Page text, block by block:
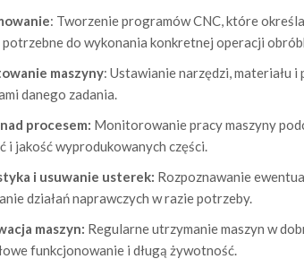
: Tworzenie programów CNC, które
do wykonania konkretnej operacji
maszyny: Ustawianie narzędzi, materiału
danego zadania.
procesem: Monitorowanie pracy maszyny
i jakość wyprodukowanych części.
i usuwanie usterek: Rozpoznawanie
działań naprawczych w razie potrzeby.
maszyn: Regularne utrzymanie maszyn w
funkcjonowanie i długą żywotność.